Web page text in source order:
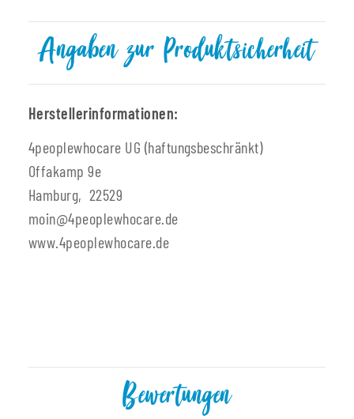
Angaben zur Produktsicherheit
Herstellerinformationen:
4peoplewhocare UG (haftungsbeschränkt)
Offakamp 9e
Hamburg, 22529
moin@4peoplewhocare.de
www.4peoplewhocare.de
Bewertungen